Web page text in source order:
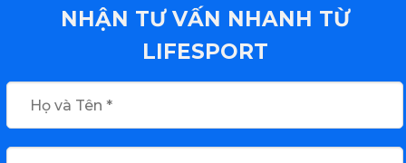
NHẬN TƯ VẤN NHANH TỪ
LIFESPORT